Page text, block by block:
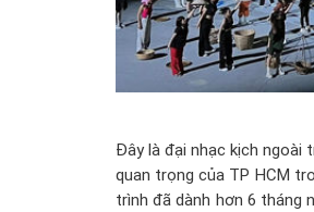
Đây là đại nhạc kịch ngoài
quan trọng của TP HCM
trình đã dành hơn 6 tháng